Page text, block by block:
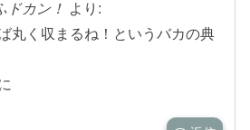
ドカン！ より:
丸く収まるね！というバカの典